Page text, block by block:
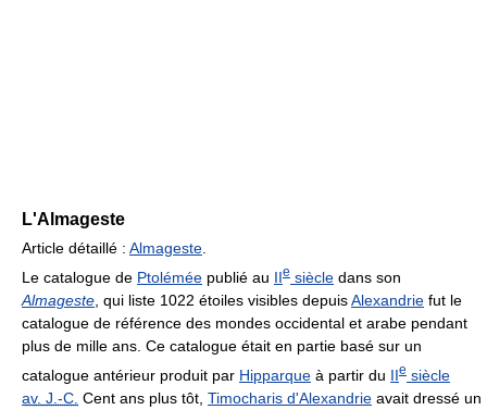
L'Almageste
Article détaillé : Almageste.
Le catalogue de Ptolémée publié au IIe siècle dans son
Almageste , qui liste 1022 étoiles visibles depuisAlexandrie fut le
catalogue de référence des mondes occidental et arabe pendant
plus de mille ans. Ce catalogue était en partie basé sur un
catalogue antérieur produit par Hipparque à partir du IIe siècle
av. J.‑C. Cent ans plus tôt, Timocharis d'Alexandrie avait dressé un